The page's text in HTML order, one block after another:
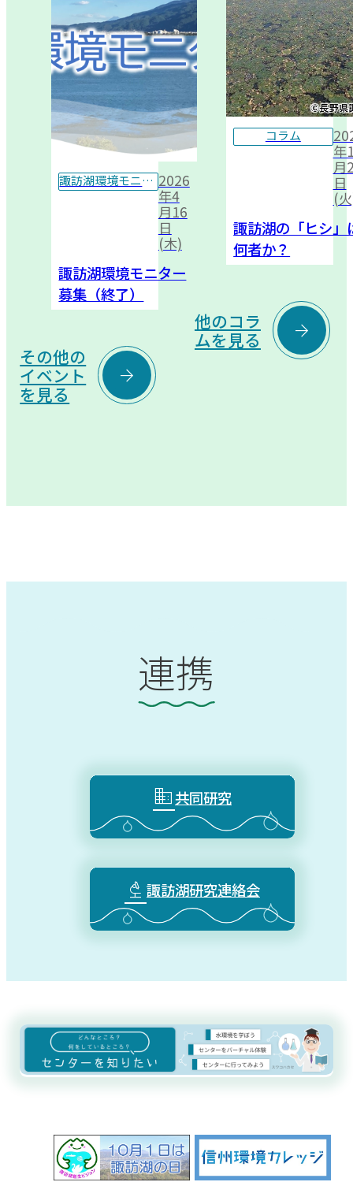
諏訪湖環境モニター 2026
年4
月16
日
(木)
諏訪湖環境モニター
募集（終了）
その他の
イベント
を見る

コラム
年
月
日
(
諏訪湖の「ヒシ」
何者か？
他のコラ
ムを見る

連携
共同研究
 諏訪湖研究連絡会